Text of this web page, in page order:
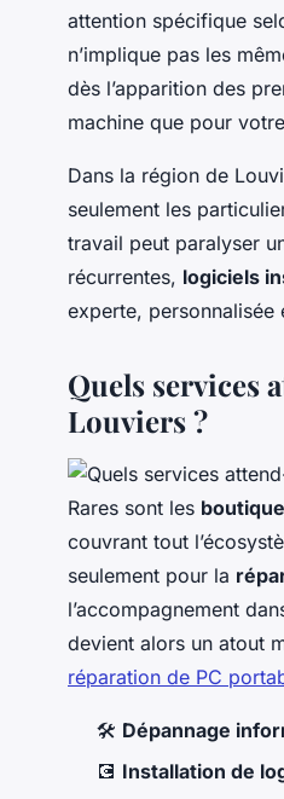
attention spécifique
n’implique pas les
dès l’apparition des
machine que pour
Dans la région de
seulement les
travail peut paralyser
récurrentes, logiciels
experte, personnalisée
Quels services
Louviers ?
Rares sont les
couvrant tout
seulement pour la
l’accompagnement
devient alors un atout
réparation de PC
🛠️ Dépannage
💽 Installation de